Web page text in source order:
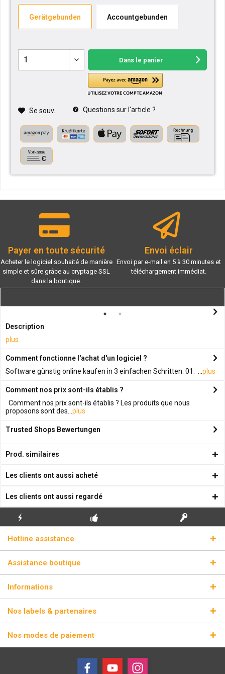
Gerätgebunden Accountgebunden
Dans le panier
Se souv. Questions sur l'article ?
Payer en toute sécurité
Acheter le logiciel souhaité de manière
simple et sûre grâce au cryptage SSL
dans la boutique.
Envoi éclair
Envoi par e-mail en 5 à 30 minutes et
téléchargement immédiat.
Description
plus
Comment fonctionne l'achat d'un logiciel ?
Software günstig online kaufen in 3 einfachen Schritten: 01. ... plus
Comment nos prix sont-ils établis ?
Comment nos prix sont-ils établis ? Les produits que nous
proposons sont des... plus
Trusted Shops Bewertungen
Prod. similaires
Les clients ont aussi acheté
Les clients ont aussi regardé
ÉCLAIR
Hotline assistance
Assistance boutique
Informations
Nos labels & partenaires
Nos modes de paiement